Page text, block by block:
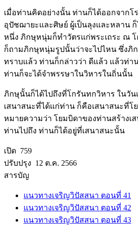
เมื่อท่านคิดอย่างนั้น ท่านก็ได้ออกจาก
อุปัชฌายะและศิษย์ ผู้เป็นลุงและหลาน
หนึ่ง ภิกษุหนุ่มก็ทำวัตรแก่พระเถระ ณ โ
ก็ถามภิกษุหนุ่มรูปนั้นว่าจะไปไหน ซึ่งภิ
ทราบแล้ว ท่านก็กล่าวว่า ดีแล้ว แล้วท่
ท่านก็จะได้จำพรรษาในวิหารในถิ่นนั้น
ภิกษุนั้นก็ได้ไปถึงที่โกรันทกวิหาร ในวัน
เสนาสนะที่ได้แก่ท่าน ก็คือเสนาสนะที่โ
หมายความว่า โยมบิดาของท่านสร้างเ
ท่านไปถึง ท่านก็ได้อยู่ที่เสนาสนะนั้น
เปิด 759
ปรับปรุง 12 ต.ค. 2566
สารบัญ
แนวทางเจริญวิปัสสนา ตอนที่ 41
แนวทางเจริญวิปัสสนา ตอนที่ 42
แนวทางเจริญวิปัสสนา ตอนที่ 43